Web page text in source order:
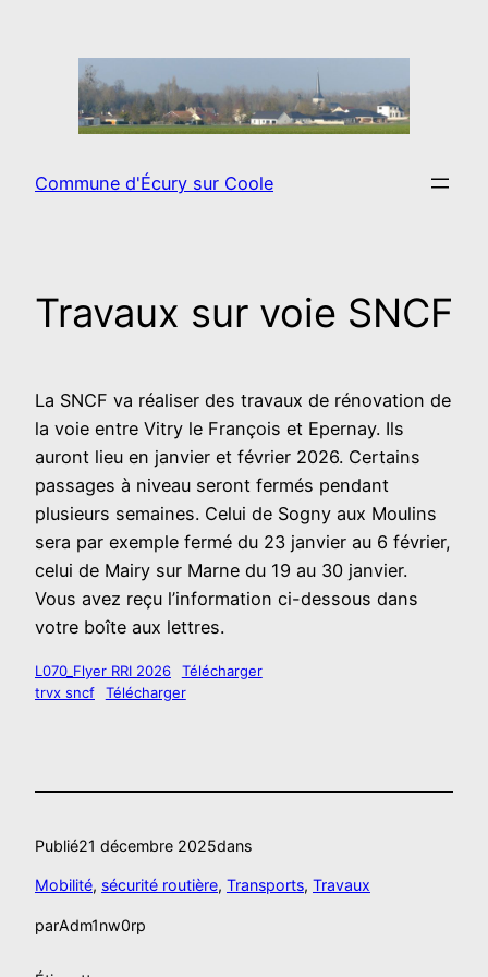
Commune d'Écury sur Coole
Travaux sur voie SNCF
La SNCF va réaliser des travaux de rénovation de
la voie entre Vitry le François et Epernay. Ils
auront lieu en janvier et février 2026. Certains
passages à niveau seront fermés pendant
plusieurs semaines. Celui de Sogny aux Moulins
sera par exemple fermé du 23 janvier au 6 février,
celui de Mairy sur Marne du 19 au 30 janvier.
Vous avez reçu l’information ci-dessous dans
votre boîte aux lettres.
L070_Flyer RRI 2026
Télécharger
trvx sncf
Télécharger
Publié21 décembre 2025dans
Mobilité, sécurité routière, Transports, Travaux
parAdm1nw0rp